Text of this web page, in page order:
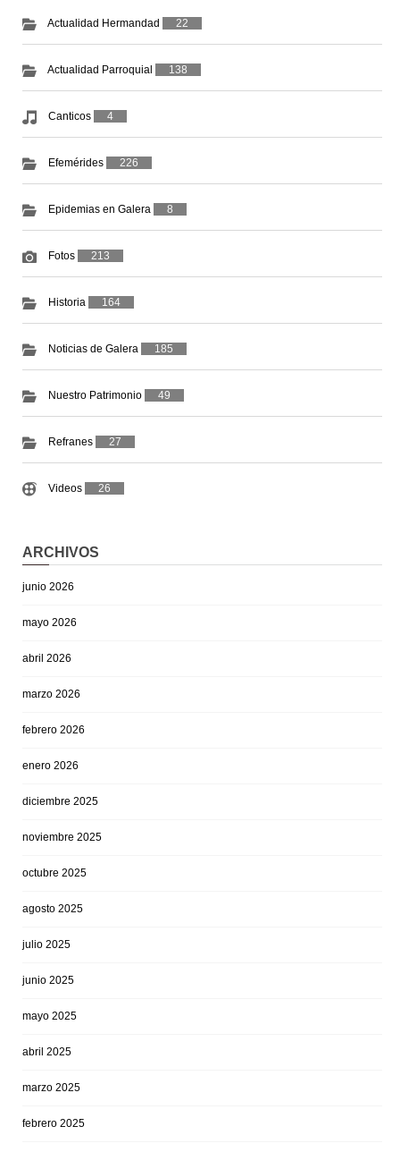
Actualidad Hermandad 22
Actualidad Parroquial 138
Canticos 4
Efemérides 226
Epidemias en Galera 8
Fotos 213
Historia 164
Noticias de Galera 185
Nuestro Patrimonio 49
Refranes 27
Videos 26
ARCHIVOS
junio 2026
mayo 2026
abril 2026
marzo 2026
febrero 2026
enero 2026
diciembre 2025
noviembre 2025
octubre 2025
agosto 2025
julio 2025
junio 2025
mayo 2025
abril 2025
marzo 2025
febrero 2025